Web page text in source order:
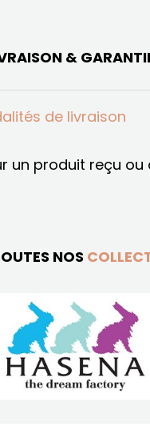
&
de livraison
un produit reçu
NOS